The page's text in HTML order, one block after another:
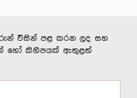
විසින් පළ කරන ලද සහ
හෝ කිහිපයක් ඇතුළත්